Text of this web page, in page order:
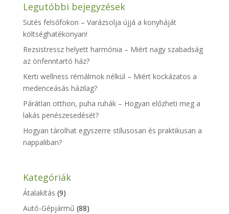
Legutóbbi bejegyzések
Sütés felsőfokon – Varázsolja újjá a konyháját
költséghatékonyan!
Rezsistressz helyett harmónia – Miért nagy szabadság
az önfenntartó ház?
Kerti wellness rémálmok nélkül – Miért kockázatos a
medenceásás házilag?
Párátlan otthon, puha ruhák – Hogyan előzheti meg a
lakás penészesedését?
Hogyan tárolhat egyszerre stílusosan és praktikusan a
nappaliban?
Kategóriák
Átalakítás (9)
Autó-Gépjármű (88)